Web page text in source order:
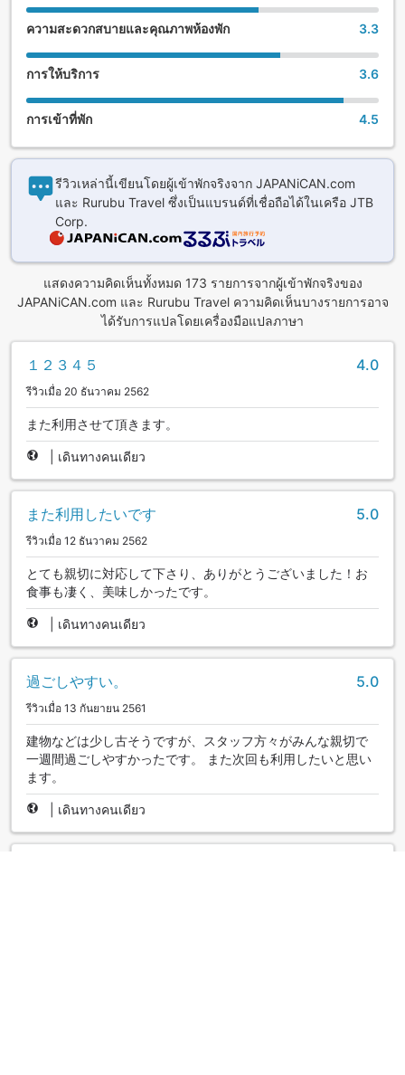
ความสะดวกสบายและคุณภาพห้องพัก 3.3
การให้บริการ 3.6
การเข้าที่พัก 4.5
รีวิวเหล่านี้เขียนโดยผู้เข้าพักจริงจาก JAPANiCAN.com
และ Rurubu Travel ซึ่งเป็นแบรนด์ที่เชื่อถือได้ในเครือ JTB
Corp.
แสดงความคิดเห็นทั้งหมด 173 รายการจากผู้เข้าพักจริงของ
JAPANiCAN.com และ Rurubu Travel ความคิดเห็นบางรายการอาจ
ได้รับการแปลโดยเครื่องมือแปลภาษา
１２３４５ 4.0
รีวิวเมื่อ 20 ธันวาคม 2562
また利用させて頂きます。
เดินทางคนเดียว
また利用したいです 5.0
รีวิวเมื่อ 12 ธันวาคม 2562
とても親切に対応して下さり、ありがとうございました！お
食事も凄く、美味しかったです。
เดินทางคนเดียว
過ごしやすい。 5.0
รีวิวเมื่อ 13 กันยายน 2561
建物などは少し古そうですが、スタッフ方々がみんな親切で
一週間過ごしやすかったです。 また次回も利用したいと思い
ます。
เดินทางคนเดียว